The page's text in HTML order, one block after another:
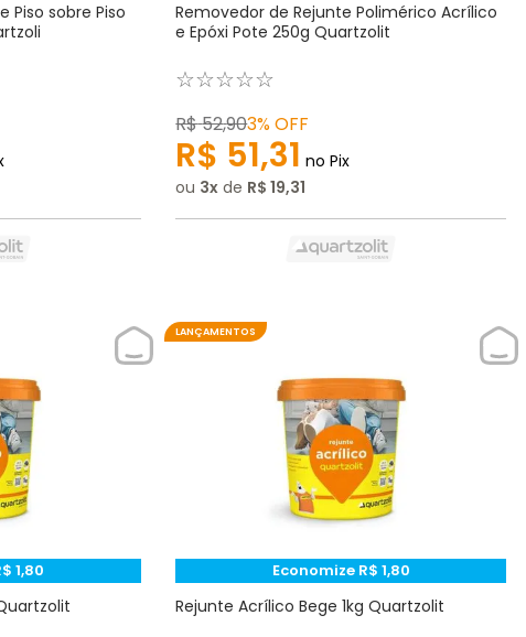
Piso sobre Piso
Removedor de Rejunte Polimérico Acrílico
e Epóxi Pote 250g Quartzolit
☆☆☆☆☆
R$52,903%OFF
R$ 51,31 no Pix
ou 3 de R$ 19,31
1,80
LANÇAMENTOS
Economize R$ 1,80
Rejunte Acrílico Bege 1kg Quartzolit